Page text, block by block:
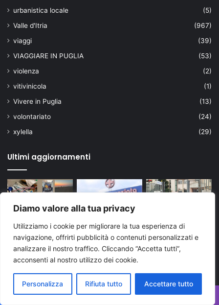
Diamo valore alla tua privacy
Utilizziamo i cookie per migliorare la tua esperienza di
navigazione, offrirti pubblicità o contenuti personalizzati e
analizzare il nostro traffico. Cliccando “Accetta tutti”,
acconsenti al nostro utilizzo dei cookie.
Personalizza Rifiuta tutto Accettare tutto
urbanistica locale
(5)
Valle d'Itria
(967)
viaggi
(39)
VIAGGIARE IN PUGLIA
(53)
violenza
(2)
vitivinicola
(1)
Vivere in Puglia
(13)
volontariato
(24)
xylella
(29)
Ultimi aggiornamenti